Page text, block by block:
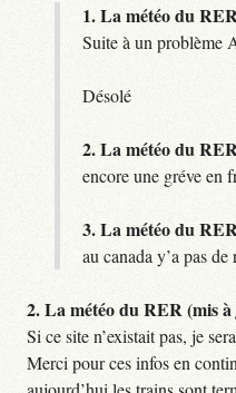
1.La météo du
Suite à un problème
Désolé
2.La météo du
encore une gréve en
3.La météo du
au canada y’a pas
2.La météo du RER (mis
Si ce site n’existait pas, je
Merci pour ces infos en